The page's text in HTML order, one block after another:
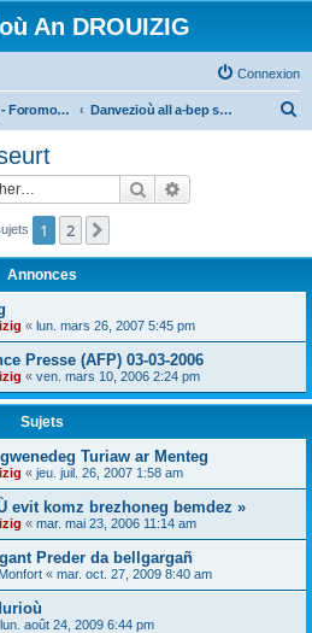
An DROUIZIG
Connexion
Kerzrouizig - Foromoù An Drouizig Danvezioù all a-bep seurt
e
Rechercher
1 2
Annonces
« lun. mars 26, 2007 5:45 pm
Presse (AFP) 03-03-2006
« ven. mars 10, 2006 2:24 pm
Sujets
Turiaw ar Menteg
« jeu. juil. 26, 2007 1:58 am
evit komz brezhoneg bemdez »
« mar. mai 23, 2006 11:14 am
Preder da bellgargañ
« mar. oct. 27, 2009 8:40 am
lun. août 24, 2009 6:44 pm